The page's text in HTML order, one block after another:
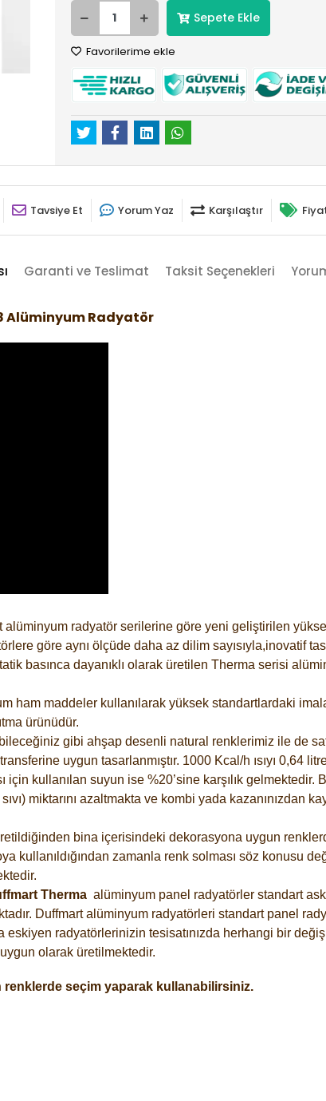
Sepete Ekle
Favorilerime ekle
Tavsiye Et Yorum Yaz Karşılaştır
Garanti ve Teslimat Taksit Seçenekleri
Alüminyum Radyatör
radyatör serilerine göre yeni geliştirilen
göre aynı ölçüde daha az dilim sayısıyla,inovatif
basınca dayanıklı olarak üretilen Therma serisi
ham maddeler kullanılarak yüksek standartlardaki
ürünüdür.
gibi ahşap desenli natural renklerimiz ile de
uygun tasarlanmıştır. 1000 Kcal/h ısıyı 0,64
kullanılan suyun ise %20’sine karşılık
miktarını azaltmakta ve kombi yada
bina içerisindeki dekorasyona uygun
kullanıldığından zamanla renk solması söz konusu
Therma alüminyum panel radyatörler standart
Duffmart alüminyum radyatörleri standart panel
eskiyen radyatörlerinizin tesisatınızda herhangi bir
olarak üretilmektedir.
seçim yaparak kullanabilirsiniz.